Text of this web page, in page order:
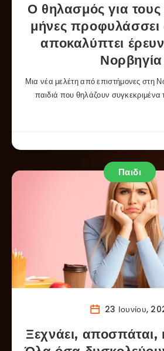
Ο θηλασμός για
μήνες
αποκαλύπτει
Νορβηγία
Μια νέα μελέτη από επιστήμονες στη
παιδιά που θηλάζουν συγκεκριμένα
Παιδι
23 Ιουνίου,
Ξεχνάει, αποσπάται,